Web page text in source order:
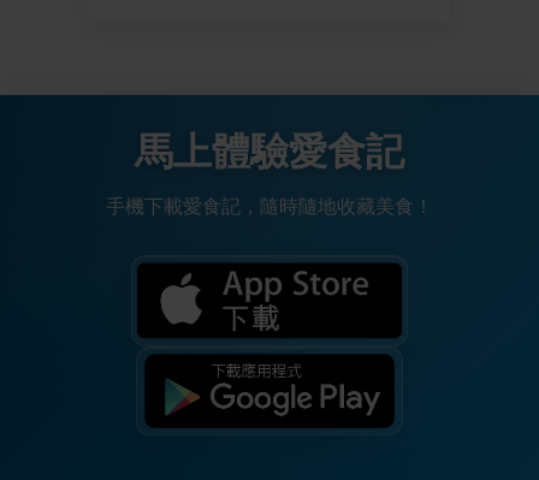
馬上體驗愛食記
手機下載愛食記，隨時隨地收藏美食！